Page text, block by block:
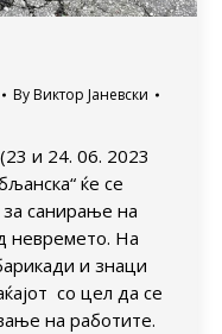
By Виктор Јаневски
и 24. 06. 2023
ќе се
санирање на
невремето. На
и знаци
со цел да се
на работите.